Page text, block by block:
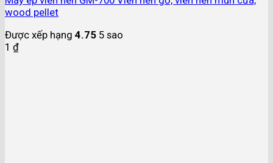
wood pellet
Được xếp hạng 4.75 5 sao
1 ₫